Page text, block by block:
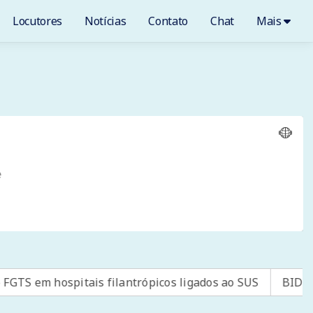
Locutores Notícias Contato Chat Mais
ligados ao SUS BID amplia para US$ 4